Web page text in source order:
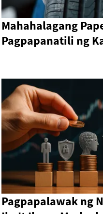
Mahahalagang
Pagpapanatili ng
Pagpapalawak ng